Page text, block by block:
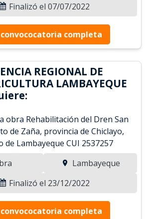
Finalizó el 07/07/2022
completa
REGIONAL DE
LAMBAYEQUE
obra Rehabilitación del Dren San
de Zaña, provincia de Chiclayo,
Lambayeque CUI 2537257
Lambayeque
Finalizó el 23/12/2022
completa